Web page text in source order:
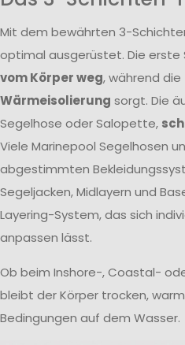
Mit dem bewährten 3-
optimal ausgerüstet. Die erste
vom Körper weg, während
Wärmeisolierung sorgt. Die
Segelhose oder Salopette,
Viele Marinepool Segelhosen
abgestimmten
Segeljacken, Midlayern und
Layering-System, das sich
anpassen lässt.
Ob beim Inshore-, Coastal-
bleibt der Körper trocken,
Bedingungen auf dem Wasser.